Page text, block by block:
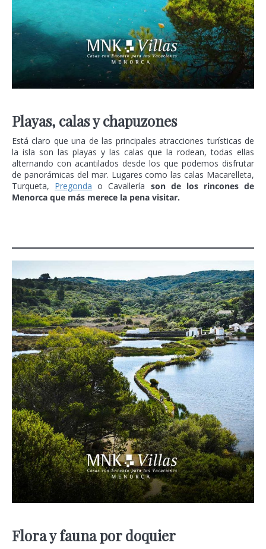
Playas, calas y chapuzones
Está claro que una de las principales atracciones turísticas de
la isla son las playas y las calas que la rodean, todas ellas
alternando con acantilados desde los que podemos disfrutar
de panorámicas del mar. Lugares como las calas Macarelleta,
Turqueta, Pregonda o Cavallería son de los rincones de
Menorca que más merece la pena visitar.
Flora y fauna por doquier